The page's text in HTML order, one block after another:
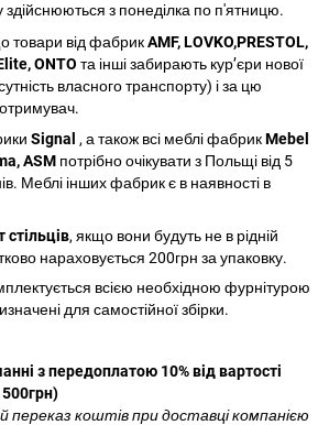
здійснюються з понеділка по п'ятницю.
товари від фабрикAMF, LOVKO,PRESTOL,
ONTO та інші забирають курʼєри нової
власного транспорту) і за цю
Signal , а також всі меблі фабрикMebel
ASM потрібно очікувати з Польщі від 5
Меблі інших фабрик є в наявності в
стільців, якщо вони будуть не в рідній
нараховується 200грн за упаковку.
всією необхідною фурнітурою
для самостійної збірки.
з передоплатою 10% від вартості
переказ коштів при доставці компанією